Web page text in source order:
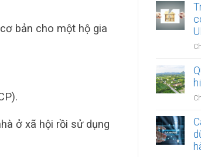
bản cho một hộ gia
ở xã hội rồi sử dụng